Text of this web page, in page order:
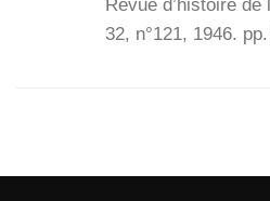
Revue d’his­toire
32, n°121, 1946.